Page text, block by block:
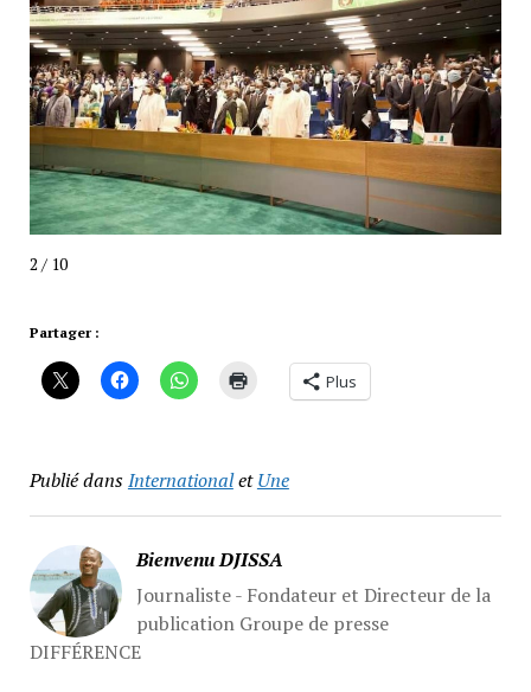
2 / 10
Partager :
Plus
Publié dansInternationaletUne
Bienvenu DJISSA
Journaliste - Fondateur et Directeur de la
publication Groupe de presse
DIFFÉRENCE